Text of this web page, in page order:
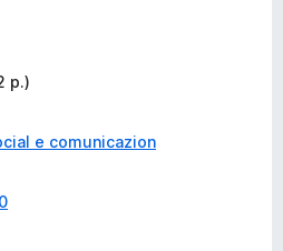
р.)
e comunicazion